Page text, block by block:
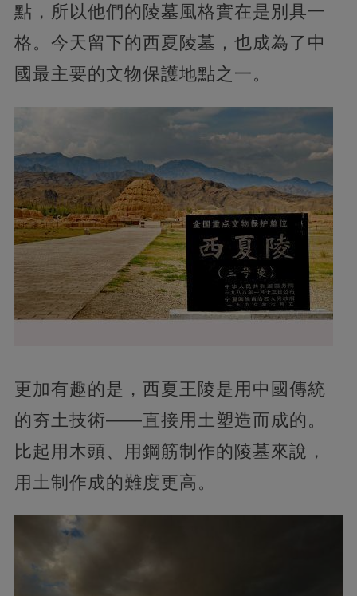
點，所以他們的陵墓風格實在是別具一
格。今天留下的西夏陵墓，也成為了中
國最主要的文物保護地點之一。
更加有趣的是，西夏王陵是用中國傳統
的夯土技術——直接用土塑造而成的。
比起用木頭、用鋼筋制作的陵墓來說，
用土制作成的難度更高。